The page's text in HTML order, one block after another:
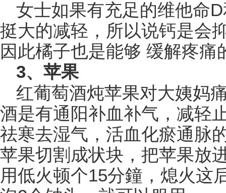
女士如果有充足的维他命
挺大的减轻，所以说钙是会
因此橘子也是能够 缓解疼痛
3、苹果
红葡萄酒炖苹果对大姨妈
酒是有通阳补血补气，减轻
祛寒去湿气，活血化瘀通脉
苹果切割成状块，把苹果放
用低火顿个15分鐘，熄火这